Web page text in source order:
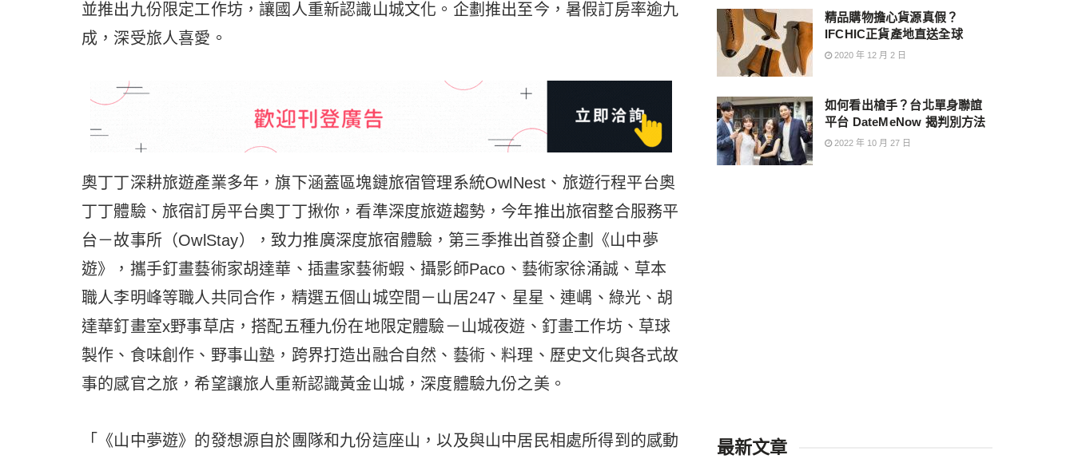
並推出九份限定工作坊，讓國人重新認識山城文化。企劃推出至今，暑假訂房率逾九
成，深受旅人喜愛。
奧丁丁深耕旅遊產業多年，旗下涵蓋區塊鏈旅宿管理系統OwlNest、旅遊行程平台奧
丁丁體驗、旅宿訂房平台奧丁丁揪你，看準深度旅遊趨勢，今年推出旅宿整合服務平
台－故事所（OwlStay），致力推廣深度旅宿體驗，第三季推出首發企劃《山中夢
遊》，攜手釘畫藝術家胡達華、插畫家藝術蝦、攝影師Paco、藝術家徐涌誠、草本
職人李明峰等職人共同合作，精選五個山城空間－山居247、星星、連嵎、綠光、胡
達華釘畫室x野事草店，搭配五種九份在地限定體驗－山城夜遊、釘畫工作坊、草球
製作、食味創作、野事山塾，跨界打造出融合自然、藝術、料理、歷史文化與各式故
事的感官之旅，希望讓旅人重新認識黃金山城，深度體驗九份之美。
「《山中夢遊》的發想源自於團隊和九份這座山，以及與山中居民相處所得到的感動
精品購物擔心貨源真假？
IFCHIC正貨產地直送全球
2020 年 12 月 2 日
如何看出槍手？台北單身聯誼
平台 DateMeNow 揭判別方法
2022 年 10 月 27 日
最新文章